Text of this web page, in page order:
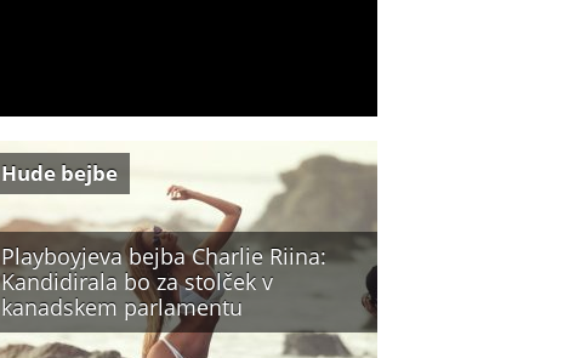
Playboyjeva bejba Charlie Riina:
Kandidirala bo za stolček v
kanadskem parlamentu
Hude bejbe